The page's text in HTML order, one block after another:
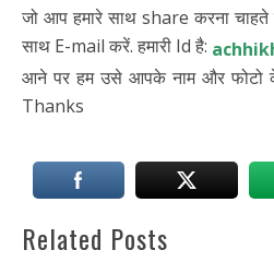
जो आप हमारे साथ share करना
साथ E-mail करें. हमारी Id है:
आने पर हम उसे आपके नाम और फोटो
Thanks
Related Posts